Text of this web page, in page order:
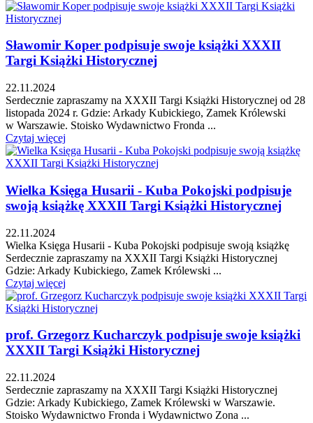
Sławomir Koper podpisuje swoje książki XXXII
Targi Książki Historycznej
22.11.2024
Serdecznie zapraszamy na XXXII Targi Książki Historycznej od 28
listopada 2024 r. Gdzie: Arkady Kubickiego, Zamek Królewski
w Warszawie. Stoisko Wydawnictwo Fronda ...
Czytaj więcej
Wielka Księga Husarii - Kuba Pokojski podpisuje
swoją książkę XXXII Targi Książki Historycznej
22.11.2024
Wielka Księga Husarii - Kuba Pokojski podpisuje swoją książkę
Serdecznie zapraszamy na XXXII Targi Książki Historycznej
Gdzie: Arkady Kubickiego, Zamek Królewski ...
Czytaj więcej
prof. Grzegorz Kucharczyk podpisuje swoje książki
XXXII Targi Książki Historycznej
22.11.2024
Serdecznie zapraszamy na XXXII Targi Książki Historycznej
Gdzie: Arkady Kubickiego, Zamek Królewski w Warszawie.
Stoisko Wydawnictwo Fronda i Wydawnictwo Zona ...